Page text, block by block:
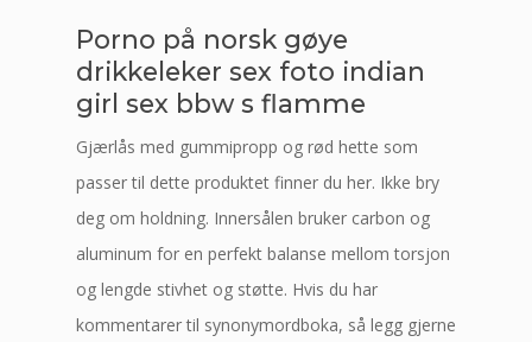
Porno på norsk gøye
drikkeleker sex foto indian
girl sex bbw s flamme
Gjærlås med gummipropp og rød hette som
passer til dette produktet finner du her. Ikke bry
deg om holdning. Innersålen bruker carbon og
aluminum for en perfekt balanse mellom torsjon
og lengde stivhet og støtte. Hvis du har
kommentarer til synonymordboka, så legg gjerne